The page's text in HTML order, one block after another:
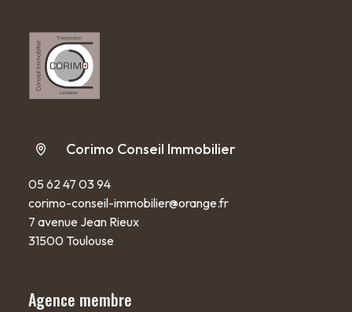
Corimo Conseil Immobilier
05 62 47 03 94
corimo-conseil-immobilier@orange.fr
7 avenue Jean Rieux
31500 Toulouse
Agence membre